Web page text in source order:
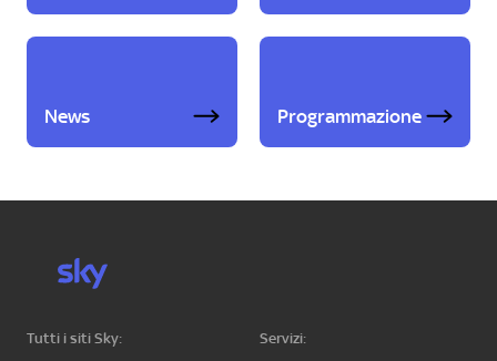
News Programmazione
Tutti i siti Sky:
Servizi: